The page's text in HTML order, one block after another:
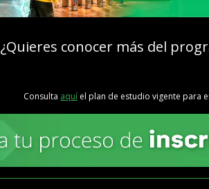
¿Quieres conocer más del
Consulta aquí el plan de estudio vigente para